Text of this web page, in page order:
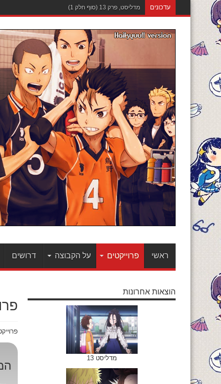
עדכונים מדליסט, פרק 12
ראשי פרוייקטים על הקבוצה דרושים
הוצאות אחרונות
מדליסט 13